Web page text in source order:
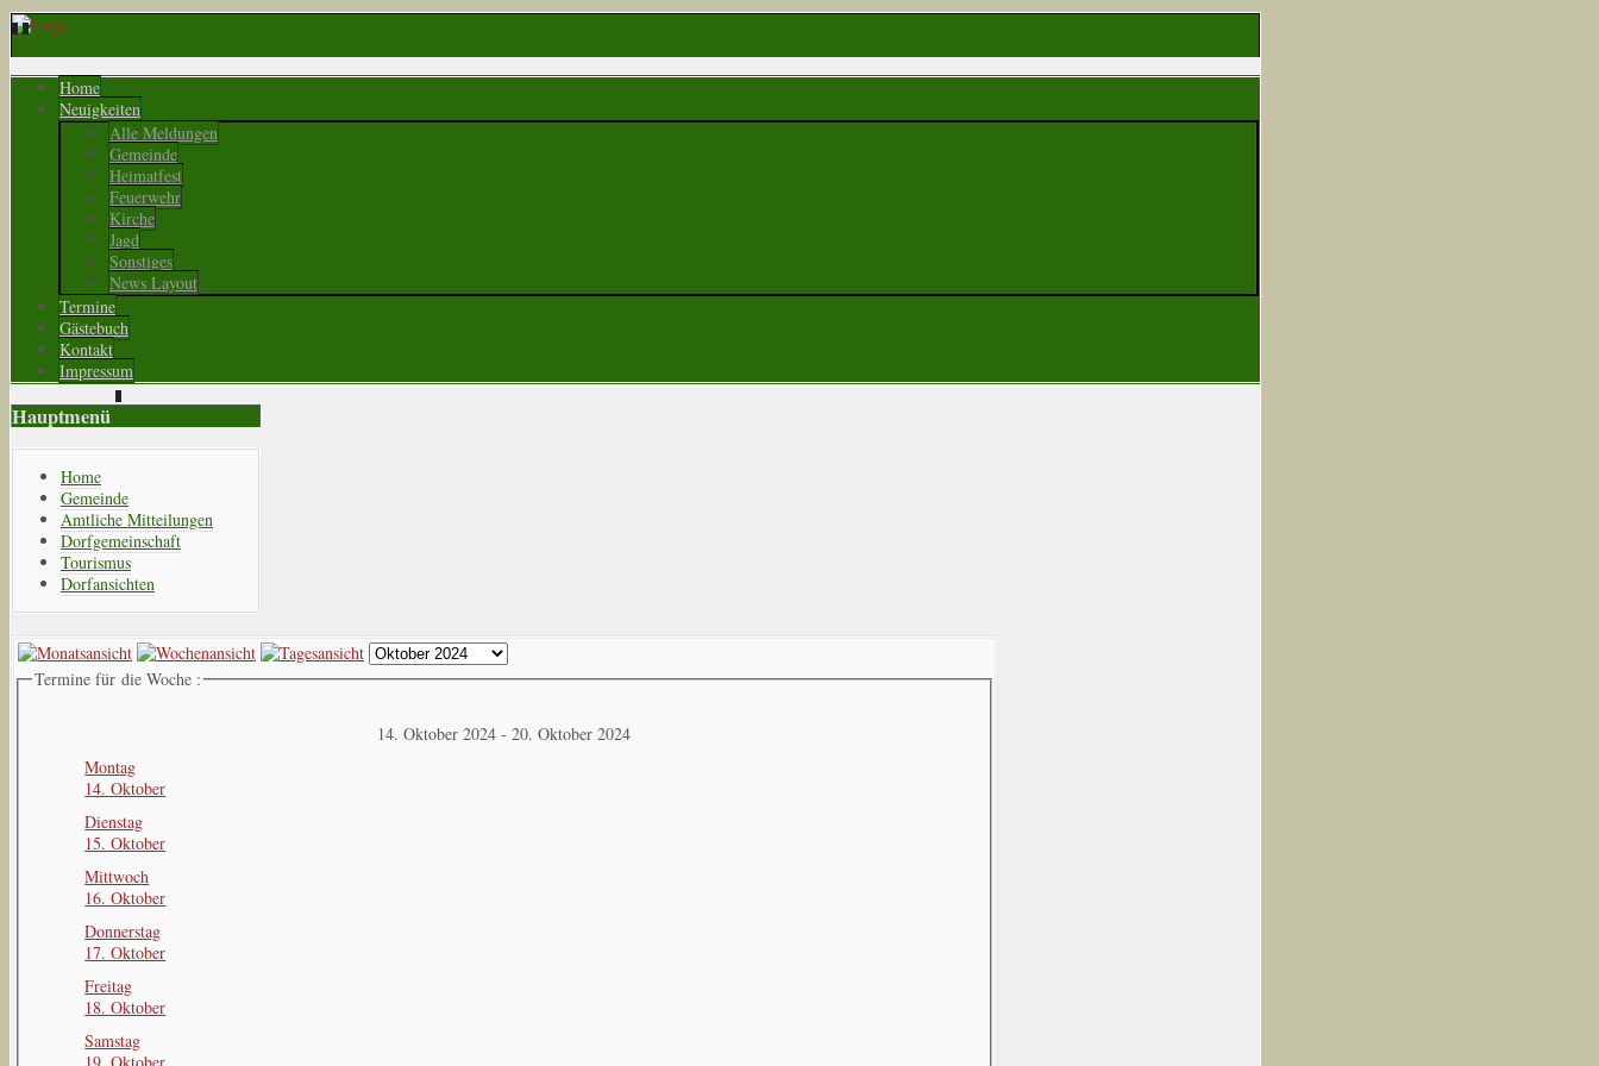
Home
Neuigkeiten
Alle Meldungen
Gemeinde
Heimatfest
Feuerwehr
Kirche
Jagd
Sonstiges
News Layout
Termine
Gästebuch
Kontakt
Impressum
Hauptmenü
Home
Gemeinde
Amtliche Mitteilungen
Dorfgemeinschaft
Tourismus
Dorfansichten
Termine für die Woche :
14. Oktober 2024 - 20. Oktober 2024
Montag
14. Oktober
Dienstag
15. Oktober
Mittwoch
16. Oktober
Donnerstag
17. Oktober
Freitag
18. Oktober
Samstag
19. Oktober